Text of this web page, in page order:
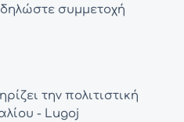
συμμετοχή
την πολιτιστική
- Lugoj